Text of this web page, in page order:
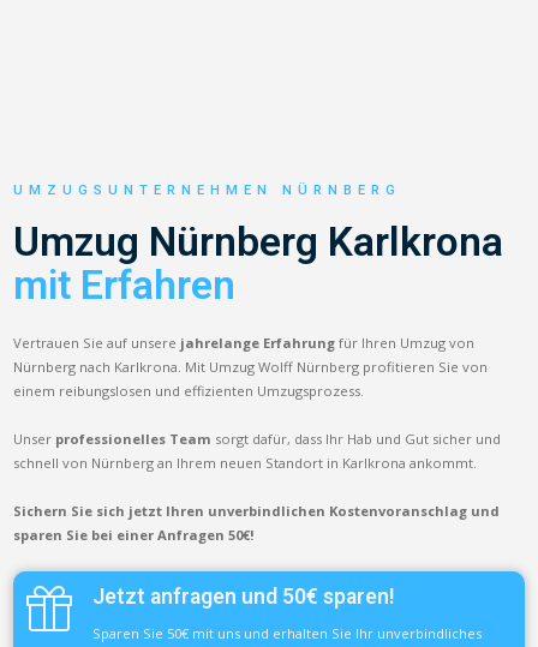
UMZUGSUNTERNEHMEN NÜRNBERG
Umzug Nürnberg Karlkrona
mit Erfahren
Vertrauen Sie auf unsere jahrelange Erfahrung für Ihren Umzug von
Nürnberg nach Karlkrona. Mit Umzug Wolff Nürnberg profitieren Sie von
einem reibungslosen und effizienten Umzugsprozess.
Unser professionelles Team sorgt dafür, dass Ihr Hab und Gut sicher und
schnell von Nürnberg an Ihrem neuen Standort in Karlkrona ankommt.
Sichern Sie sich jetzt Ihren unverbindlichen Kostenvoranschlag und
sparen Sie bei einer Anfragen 50€!
Jetzt anfragen und 50€ sparen!
Sparen Sie 50€ mit uns und erhalten Sie Ihr unverbindliches